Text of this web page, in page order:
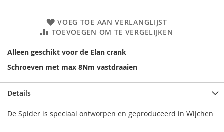
VOEG TOE AAN VERLANGLIJST
TOEVOEGEN OM TE VERGELIJKEN
Alleen geschikt voor de Elan crank
Schroeven met max 8Nm vastdraaien
Details
De Spider is speciaal ontworpen en geproduceerd in Wijchen